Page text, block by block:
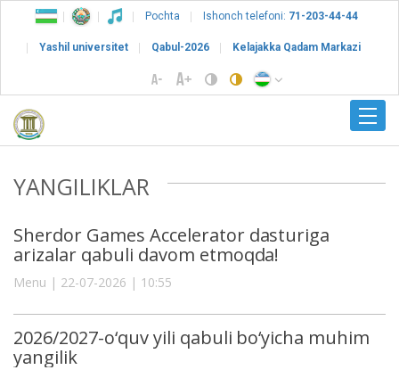
Pochta Ishonch telefoni: 71-203-44-44
Yashil universitet Qabul-2026 Kelajakka Qadam Markazi
YANGILIKLAR
Sherdor Games Accelerator dasturiga
arizalar qabuli davom etmoqda!
Menu | 22-07-2026 | 10:55
2026/2027-o‘quv yili qabuli bo‘yicha muhim
yangilik